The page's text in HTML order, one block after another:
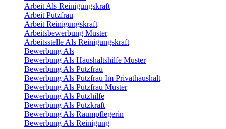
Arbeit Als Reinigungskraft
Arbeit Putzfrau
Arbeit Reinigungskraft
Arbeitsbewerbung Muster
Arbeitsstelle Als Reinigungskraft
Bewerbung Als
Bewerbung Als Haushaltshilfe Muster
Bewerbung Als Putzfrau
Bewerbung Als Putzfrau Im Privathaushalt
Bewerbung Als Putzfrau Muster
Bewerbung Als Putzhilfe
Bewerbung Als Putzkraft
Bewerbung Als Raumpflegerin
Bewerbung Als Reinigung